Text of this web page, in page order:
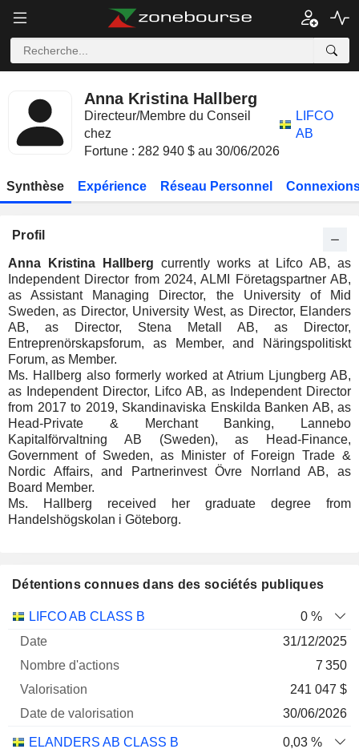
Anna Kristina Hallberg
Directeur/Membre du Conseil
chez
LIFCO
AB
Fortune : 282 940 $ au 30/06/2026
Synthèse Expérience Réseau Personnel
Profil
Anna Kristina Hallberg currently works at Lifco AB, as
Independent Director from 2024, ALMI Företagspartner AB,
as Assistant Managing Director, the University of Mid
Sweden, as Director, University West, as Director, Elanders
AB, as Director, Stena Metall AB, as Director,
Entreprenörskapsforum, as Member, and Näringspolitiskt
Forum, as Member.
Ms. Hallberg also formerly worked at Atrium Ljungberg AB,
as Independent Director, Lifco AB, as Independent Director
from 2017 to 2019, Skandinaviska Enskilda Banken AB, as
Head-Private & Merchant Banking, Lannebo
Kapitalförvaltning AB (Sweden), as Head-Finance,
Government of Sweden, as Minister of Foreign Trade &
Nordic Affairs, and Partnerinvest Övre Norrland AB, as
Board Member.
Ms. Hallberg received her graduate degree from
Handelshögskolan i Göteborg.
Détentions connues dans des sociétés publiques
Nombre
LIFCO AB CLASS B
0 %
31/12/2025
7 350
241 047 $
30/06/2026
ELANDERS AB CLASS B
0,03 %